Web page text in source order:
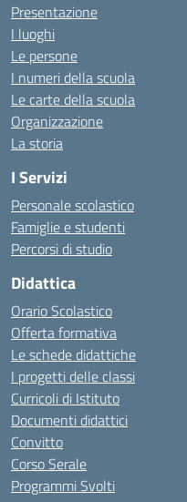
Presentazione
I luoghi
Le persone
I numeri della scuola
Le carte della scuola
Organizzazione
La storia
I Servizi
Personale scolastico
Famiglie e studenti
Percorsi di studio
Didattica
Orario Scolastico
Offerta formativa
Le schede didattiche
I progetti delle classi
Curricoli di Istituto
Documenti didattici
Convitto
Corso Serale
Programmi Svolti